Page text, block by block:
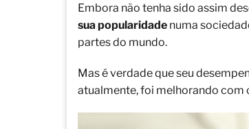
Embora não tenha sido assim
sua popularidade numa
partes do mundo.
Mas é verdade que seu
atualmente, foi melhorando com